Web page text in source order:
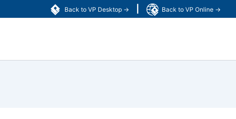
Back to VP Desktop → Back to VP Online →